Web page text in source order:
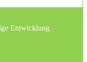
Entwicklung